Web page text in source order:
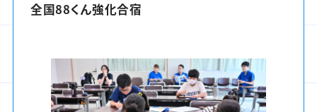
全国88くん強化合宿